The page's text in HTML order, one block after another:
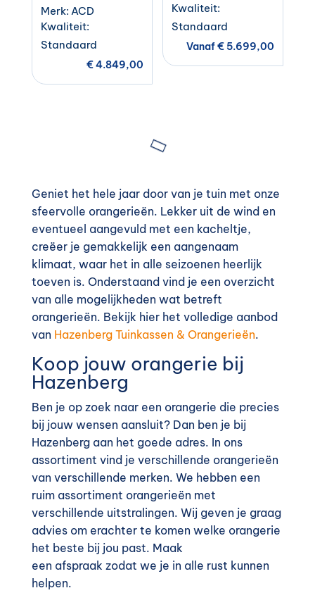
Merk: ACD
Kwaliteit:
Standaard
€4.849,00
Kwaliteit:
Standaard
Vanaf€ 5.699,00
Geniet het hele jaar door van je tuin met onze
sfeervolle orangerieën. Lekker uit de wind en
eventueel aangevuld met een kacheltje,
creëer je gemakkelijk een aangenaam
klimaat, waar het in alle seizoenen heerlijk
toeven is. Onderstaand vind je een overzicht
van alle mogelijkheden wat betreft
orangerieën. Bekijk hier het volledige aanbod
van Hazenberg Tuinkassen & Orangerieën.
Koop jouw orangerie bij
Hazenberg
Ben je op zoek naar een orangerie die precies
bij jouw wensen aansluit? Dan ben je bij
Hazenberg aan het goede adres. In ons
assortiment vind je verschillende orangerieën
van verschillende merken. We hebben een
ruim assortiment orangerieën met
verschillende uitstralingen. Wij geven je graag
advies om erachter te komen welke orangerie
het beste bij jou past. Maak
een afspraak zodat we je in alle rust kunnen
helpen.